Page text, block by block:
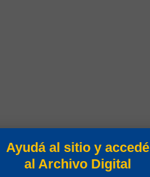
Ayudá al sitio y accedé
al Archivo Digital